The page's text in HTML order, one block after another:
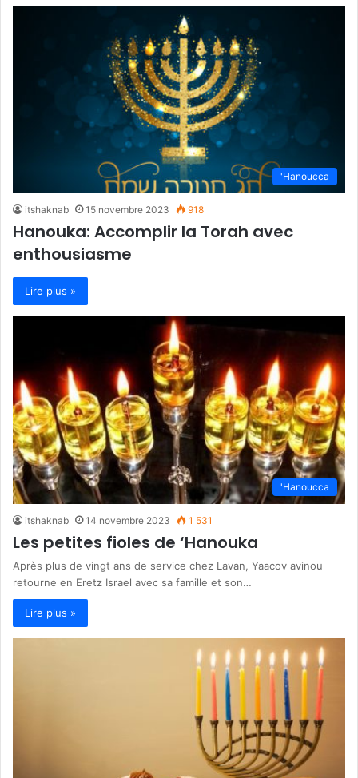
'Hanoucca
itshaknab 15 novembre 2023 918
Hanouka: Accomplir la Torah avec
enthousiasme
Lire plus »
'Hanoucca
itshaknab 14 novembre 2023 1 531
Les petites fioles de ‘Hanouka
Après plus de vingt ans de service chez Lavan, Yaacov avinou
retourne en Eretz Israel avec sa famille et son…
Lire plus »